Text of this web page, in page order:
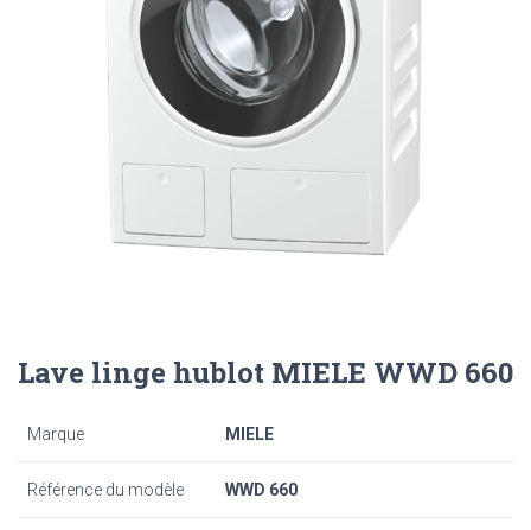
Lave linge hublot MIELE WWD 660
Marque MIELE
Référence du modèle WWD 660